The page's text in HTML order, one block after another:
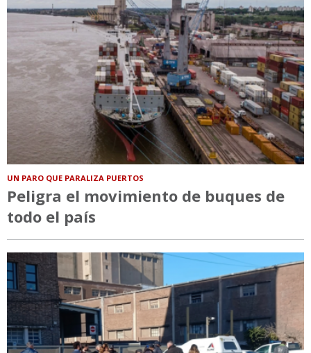
UN PARO QUE PARALIZA PUERTOS
Peligra el movimiento de buques de
todo el país